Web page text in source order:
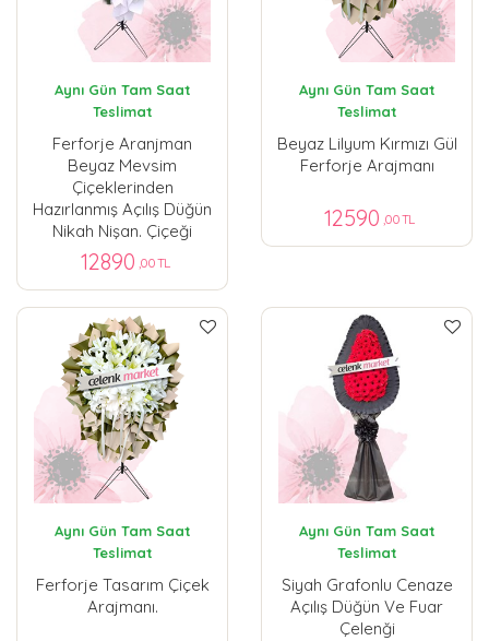
Aynı Gün Tam Saat
Teslimat
Ferforje Aranjman
Beyaz Mevsim
Çiçeklerinden
Hazırlanmış Açılış Düğün
Nikah Nişan. Çiçeği
12890 ,00 TL
Aynı Gün Tam Saat
Teslimat
Beyaz Lilyum Kırmızı Gül
Ferforje Arajmanı
12590 ,00 TL
Aynı Gün Tam Saat
Teslimat
Ferforje Tasarım Çiçek
Arajmanı.
Aynı Gün Tam Saat
Teslimat
Siyah Grafonlu Cenaze
Açılış Düğün Ve Fuar
Çelenği